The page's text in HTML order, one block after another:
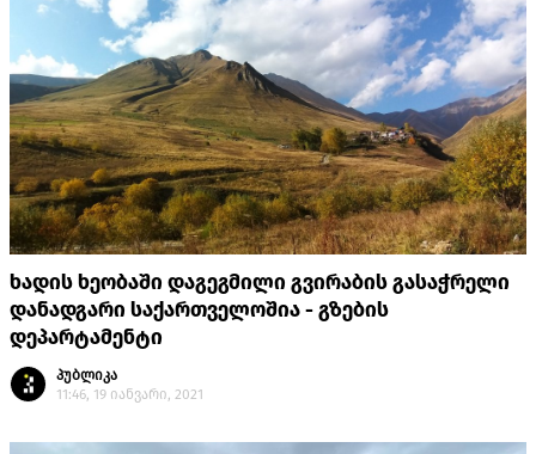
ხადის ხეობაში დაგეგმილი გვირაბის გასაჭრელი
დანადგარი საქართველოშია - გზების
დეპარტამენტი
პუბლიკა
11:46, 19 იანვარი, 2021